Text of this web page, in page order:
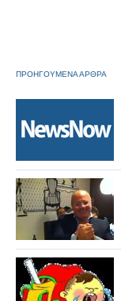
ΠΡΟΗΓΟΥΜΕΝΑ ΑΡΘΡΑ